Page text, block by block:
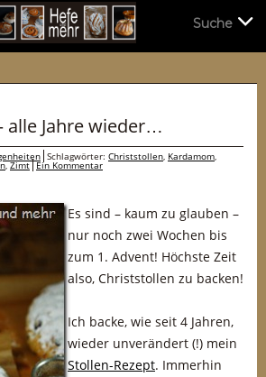
alle Jahre wieder…
Schlagwörter: Christstollen, Kardamom,
,Zimt Ein Kommentar
Es sind – kaum zu glauben –
nur noch zwei Wochen bis
zum 1. Advent! Höchste Zeit
also, Christstollen zu backen!
Ich backe, wie seit 4 Jahren,
wieder unverändert (!) mein
Stollen-Rezept. Immerhin
Suche
Suche